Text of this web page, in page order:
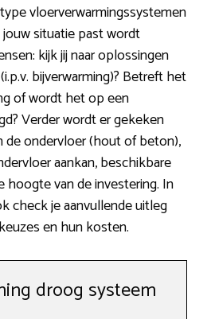
vloerverwarmingssystemen
situatie past wordt
kijk jij naar oplossingen
bijverwarming)? Betreft het
of wordt het op een
Verder wordt er gekeken
de ondervloer (hout of beton),
aankan, beschikbare
van de investering. In
check je aanvullende uitleg
en hun kosten.
droog systeem